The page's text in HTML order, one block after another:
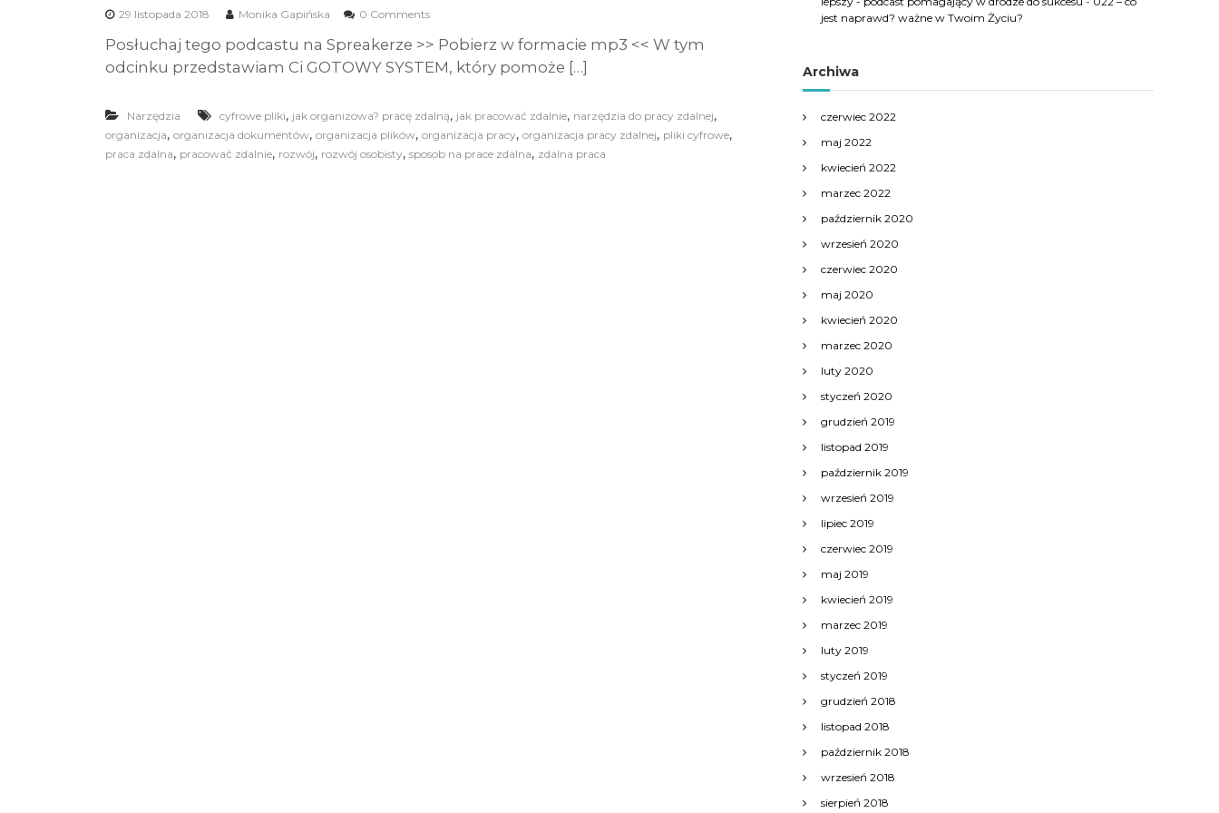
29 listopada 2018 Monika Gapińska 0 Comments
Posłuchaj tego podcastu na Spreakerze >> Pobierz w formacie mp3 << W tym
odcinku przedstawiam Ci GOTOWY SYSTEM, który pomoże […]
Narzędzia cyfrowe pliki, jak organizowa? pracę zdalną, jak pracować zdalnie, narzędzia do pracy zdalnej,
organizacja, organizacja dokumentów, organizacja plików, organizacja pracy, organizacja pracy zdalnej, pliki cyfrowe,
praca zdalna, pracować zdalnie, rozwój, rozwój osobisty, sposob na prace zdalna, zdalna praca
jest naprawd? ważne w Twoim Życiu?
Archiwa
czerwiec 2022
maj 2022
kwiecień 2022
marzec 2022
październik 2020
wrzesień 2020
czerwiec 2020
maj 2020
kwiecień 2020
marzec 2020
luty 2020
styczeń 2020
grudzień 2019
listopad 2019
październik 2019
wrzesień 2019
lipiec 2019
czerwiec 2019
maj 2019
kwiecień 2019
marzec 2019
luty 2019
styczeń 2019
grudzień 2018
listopad 2018
październik 2018
wrzesień 2018
sierpień 2018